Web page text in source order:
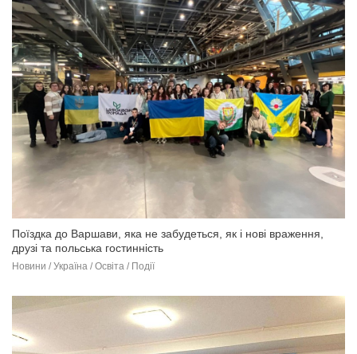
Поїздка до Варшави, яка не забудеться, як і нові враження,
друзі та польська гостинність
Новини / Україна / Освіта / Події